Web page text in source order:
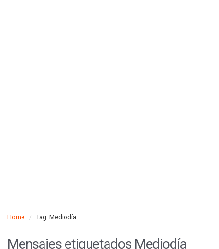
Home Tag: Mediodía
Mensajes etiquetados Mediodía